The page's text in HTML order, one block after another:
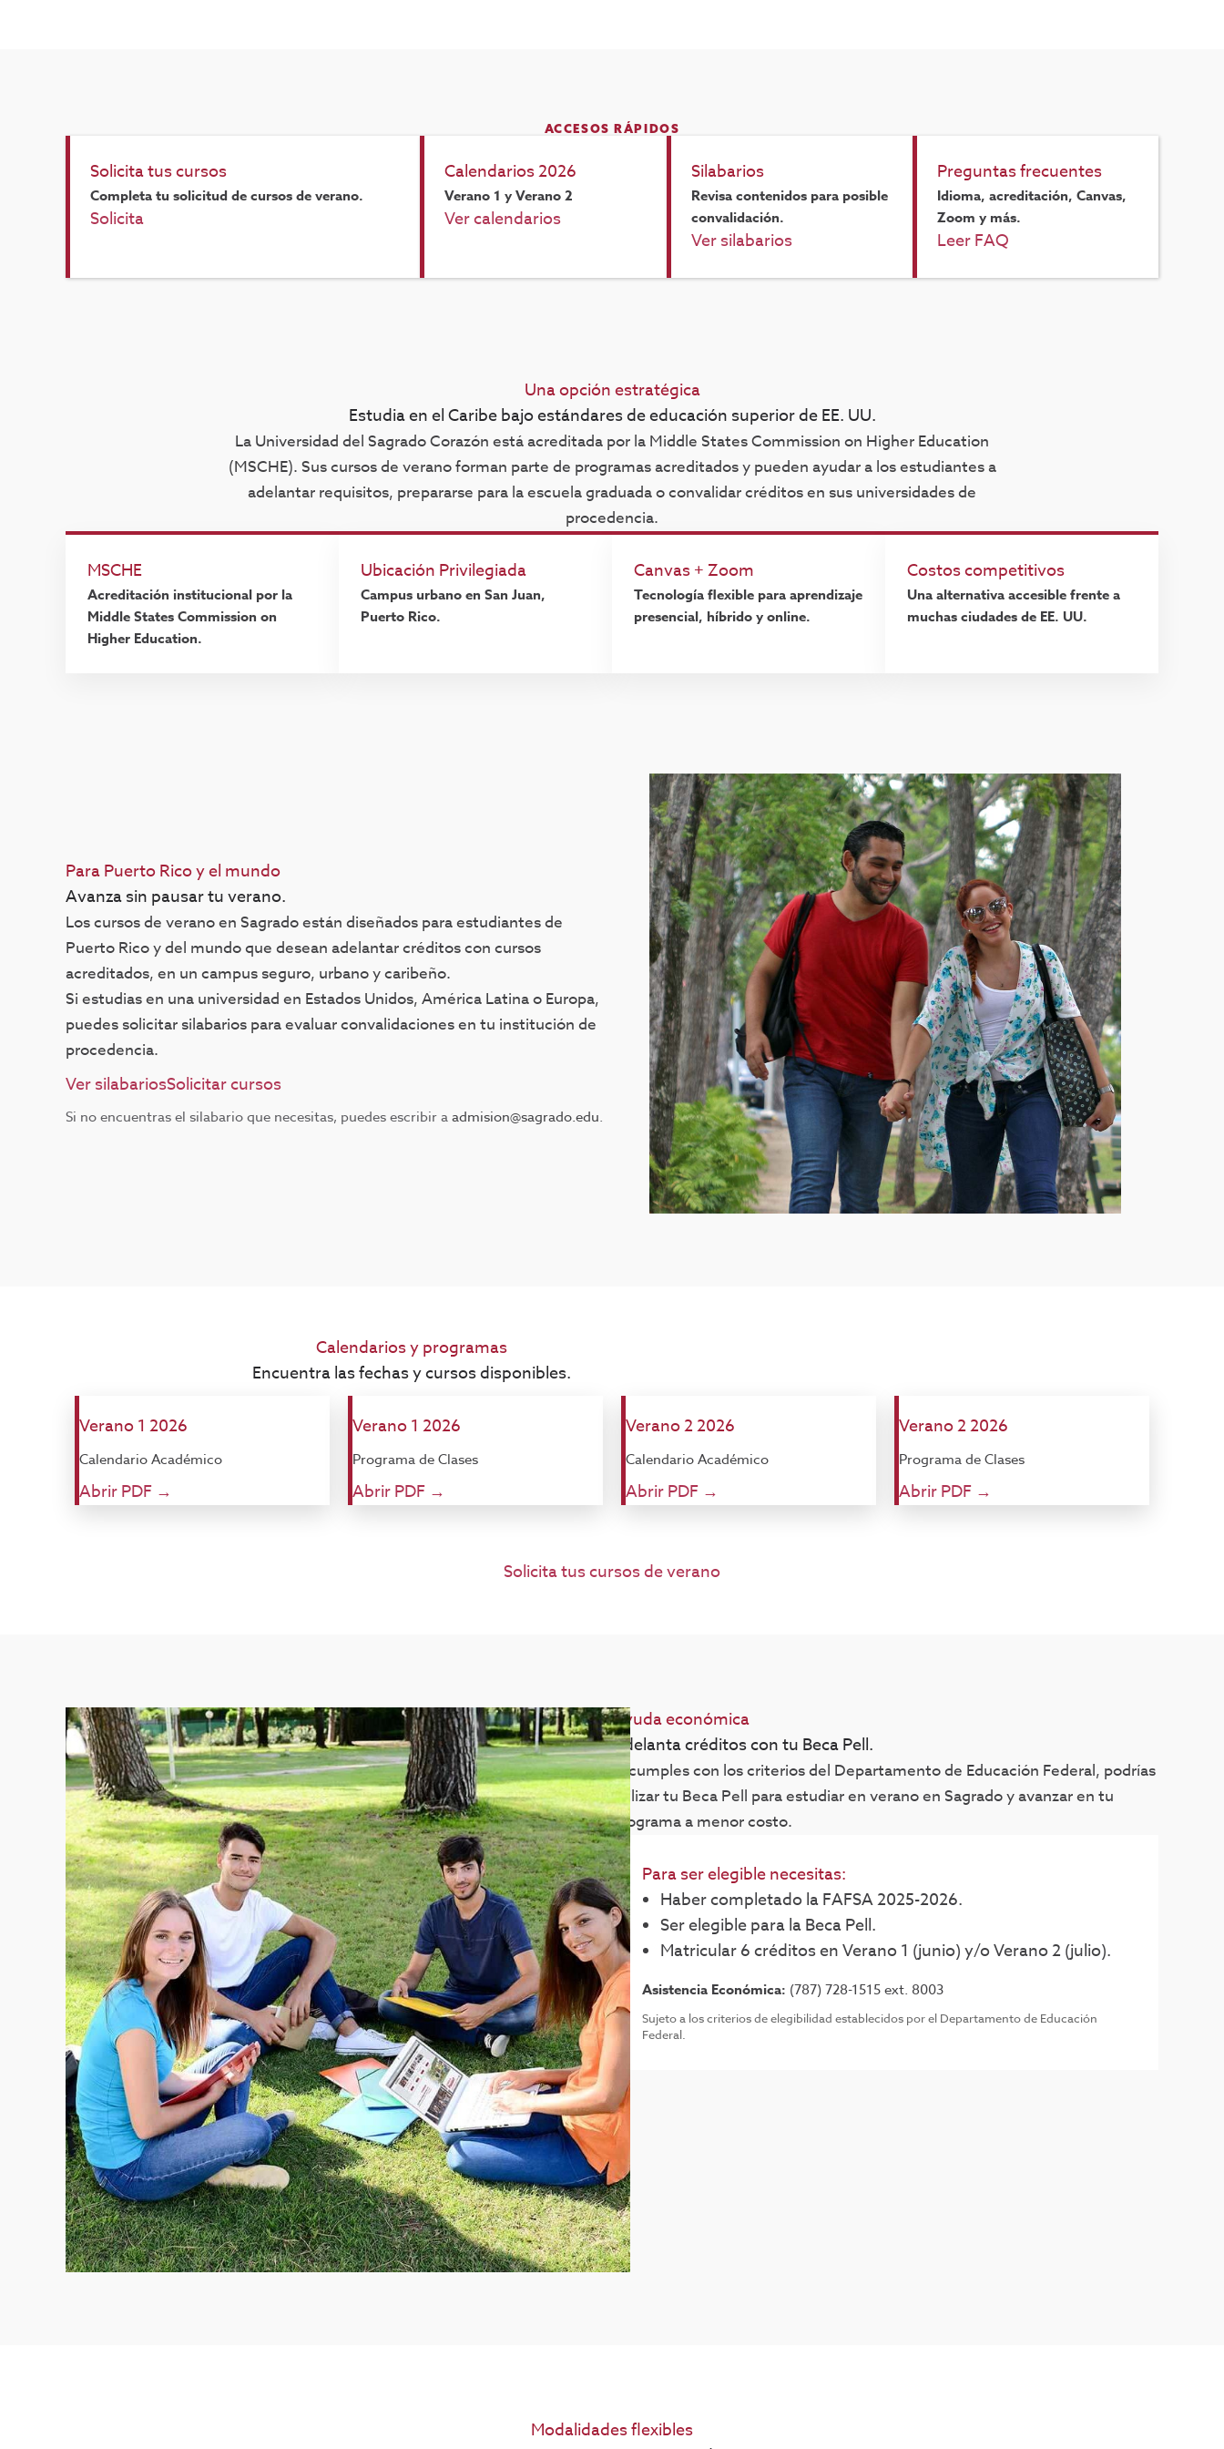
ACCESOS RÁPIDOS
Solicita tus cursos
Completa tu solicitud de cursos de verano.
Solicita
Calendarios 2026
Verano 1 y Verano 2
Ver calendarios
Silabarios
Revisa contenidos para posible
convalidación.
Ver silabarios
Preguntas frecuentes
Idioma, acreditación, Canvas,
Zoom y más.
Leer FAQ
Una opción estratégica
Estudia en el Caribe bajo estándares de educación superior de EE. UU.
La Universidad del Sagrado Corazón está acreditada por la Middle States Commission on Higher Education
(MSCHE). Sus cursos de verano forman parte de programas acreditados y pueden ayudar a los estudiantes a
adelantar requisitos, prepararse para la escuela graduada o convalidar créditos en sus universidades de
procedencia.
MSCHE
Acreditación institucional por la
Middle States Commission on
Higher Education.
Ubicación Privilegiada
Campus urbano en San Juan,
Puerto Rico.
Canvas + Zoom
Tecnología flexible para aprendizaje
presencial, híbrido y online.
Costos competitivos
Una alternativa accesible frente a
muchas ciudades de EE. UU.
Para Puerto Rico y el mundo
Avanza sin pausar tu verano.
Los cursos de verano en Sagrado están diseñados para estudiantes de
Puerto Rico y del mundo que desean adelantar créditos con cursos
acreditados, en un campus seguro, urbano y caribeño.
Si estudias en una universidad en Estados Unidos, América Latina o Europa,
puedes solicitar silabarios para evaluar convalidaciones en tu institución de
procedencia.
Ver silabariosSolicitar cursos
Si no encuentras el silabario que necesitas, puedes escribir aadmision@sagrado.edu.
Calendarios y programas
Encuentra las fechas y cursos disponibles.
Verano 1 2026
Calendario Académico
Abrir PDF →
Verano 1 2026
Programa de Clases
Abrir PDF →
Verano 2 2026
Calendario Académico
Abrir PDF →
Verano 2 2026
Programa de Clases
Abrir PDF →
Solicita tus cursos de verano
Ayuda económica
Adelanta créditos con tu Beca Pell.
Si cumples con los criterios del Departamento de Educación Federal, podrías
utilizar tu Beca Pell para estudiar en verano en Sagrado y avanzar en tu
programa a menor costo.
Para ser elegible necesitas:
Haber completado la FAFSA 2025-2026.
Ser elegible para la Beca Pell.
Matricular 6 créditos en Verano 1 (junio) y/o Verano 2 (julio).
Asistencia Económica: (787) 728-1515 ext. 8003
Sujeto a los criterios de elegibilidad establecidos por el Departamento de Educación
Federal.
Modalidades flexibles